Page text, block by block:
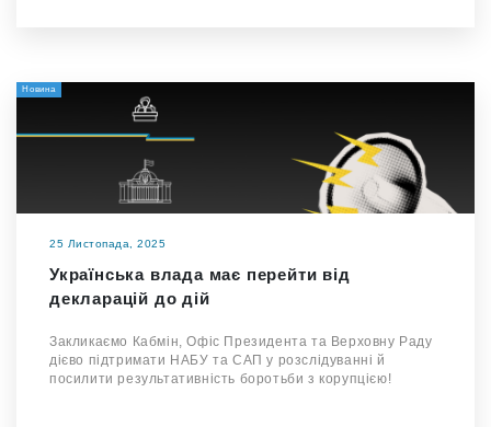
Новина
25 Листопада, 2025
Українська влада має перейти від
декларацій до дій
Закликаємо Кабмін, Офіс Президента та Верховну Раду
дієво підтримати НАБУ та САП у розслідуванні й
посилити результативність боротьби з корупцією!